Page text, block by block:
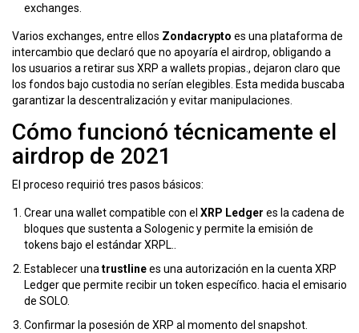
exchanges.
Varios exchanges, entre ellos Zondacrypto es una plataforma de
intercambio que declaró que no apoyaría el airdrop, obligando a
los usuarios a retirar sus XRP a wallets propias. , dejaron claro que
los fondos bajo custodia no serían elegibles. Esta medida buscaba
garantizar la descentralización y evitar manipulaciones.
Cómo funcionó técnicamente el
airdrop de 2021
El proceso requirió tres pasos básicos:
Crear una wallet compatible con el XRP Ledger es la cadena de
bloques que sustenta a Sologenic y permite la emisión de
tokens bajo el estándar XRPL.
Establecer una trustlinees una autorización en la cuenta XRP
Ledger que permite recibir un token específico. hacia el emisario
de SOLO.
Confirmar la posesión de XRP al momento del snapshot.